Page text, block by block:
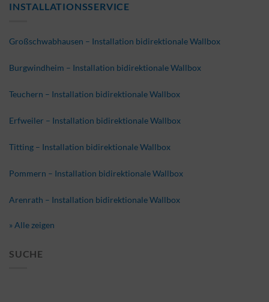
INSTALLATIONSSERVICE
Großschwabhausen – Installation bidirektionale Wallbox
Burgwindheim – Installation bidirektionale Wallbox
Teuchern – Installation bidirektionale Wallbox
Erfweiler – Installation bidirektionale Wallbox
Titting – Installation bidirektionale Wallbox
Pommern – Installation bidirektionale Wallbox
Arenrath – Installation bidirektionale Wallbox
» Alle zeigen
SUCHE